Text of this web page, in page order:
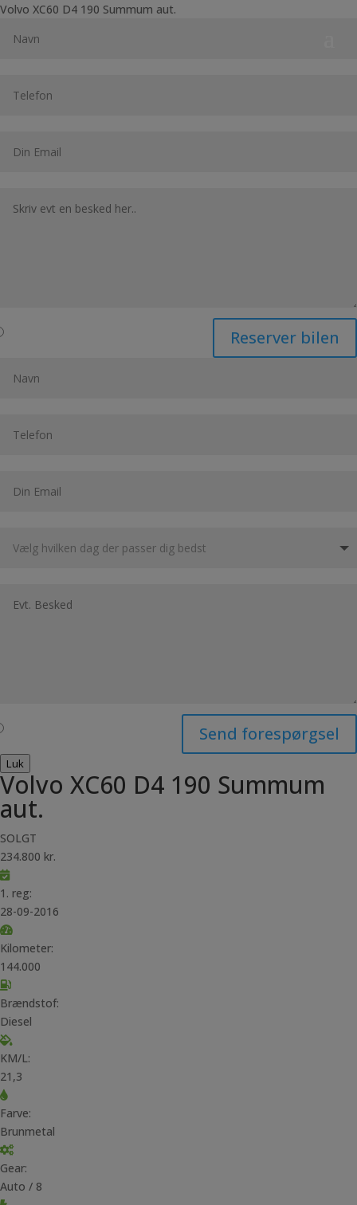
Volvo XC60 D4 190 Summum aut.
Reserver bilen
Send forespørgsel
Luk
Volvo XC60 D4 190 Summum
aut.
SOLGT
234.800 kr.
1. reg:
28-09-2016
Kilometer:
144.000
Brændstof:
Diesel
KM/L:
21,3
Farve:
Brunmetal
Gear:
Auto / 8